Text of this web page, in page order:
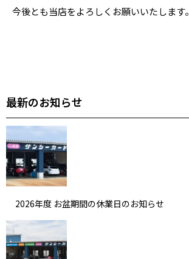
今後とも当店をよろしくお願いいたします。
最新のお知らせ
2026年度 お盆期間の休業日のお知らせ